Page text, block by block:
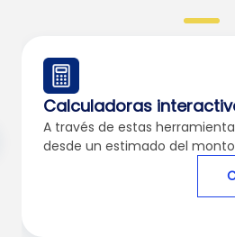
Calculadoras
A través de estas
desde un estimado del